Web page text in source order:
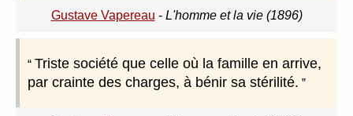
Gustave Vapereau - L'homme et la vie (1896)
Triste société que celle où la famille en arrive,
par crainte des charges, à bénir sa stérilité.